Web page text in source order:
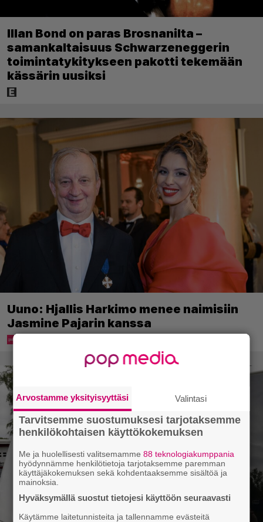
Illan Bond on paras Brosnanilta –
samankaltaisuus Schwarzeneggerin
toimintatykitykseen pakotti tekemään
kässärin uusiksi
Uuno: Hjallis Harkimo menee naimisiin
Jasmine Pajarin kanssa
Arvostamme yksityisyyttäsi Valintasi
Tarvitsemme suostumuksesi tarjotaksemme
henkilökohtaisen käyttökokemuksen
Me ja huolellisesti valitsemamme88 teknologiakumppania
hyödynnämme henkilötietoja tarjotaksemme paremman
käyttäjäkokemuksen sekä kohdentaaksemme sisältöä ja
mainoksia.
Hyväksymällä suostut tietojesi käyttöön seuraavasti
Käytämme laitetunnisteita ja tallennamme evästeitä